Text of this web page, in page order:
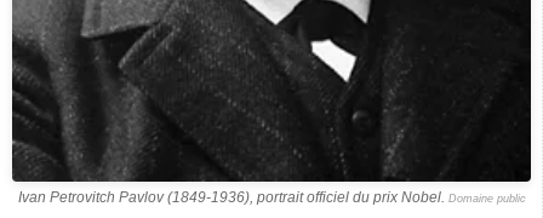
Ivan Petrovitch Pavlov (1849-1936), portrait officiel du prix Nobel. Domaine public